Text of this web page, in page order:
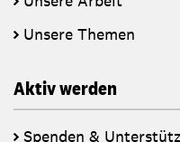
Unsere Themen
Aktiv werden
Spenden &